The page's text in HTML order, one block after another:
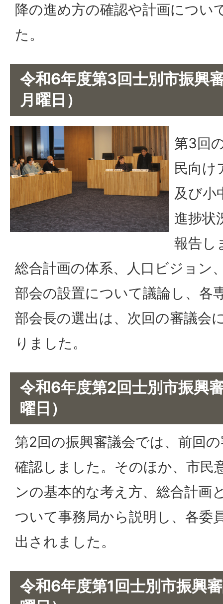
降の進め方の確認や計画につい
た。
令和6年度第3回士別市振興
月曜日）
第3回
民向け
及び小
進捗状
報告し
総合計画の体系、人口ビジョン
部会の設置について議論し、各
部会長の選出は、次回の審議会
りました。
令和6年度第2回士別市振興
曜日）
第2回の振興審議会では、前回
確認しました。そのほか、市民
ンの基本的な考え方、総合計画
ついて事務局から説明し、各委
出されました。
令和6年度第1回士別市振興